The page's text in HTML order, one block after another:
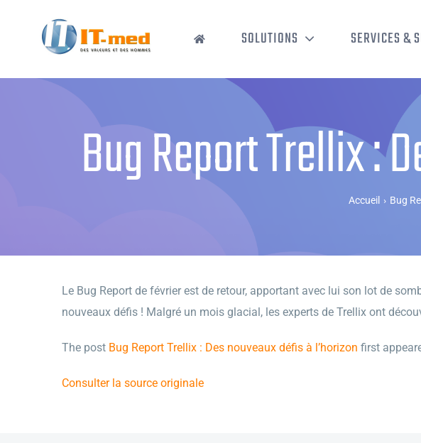
SOLUTIONS SERVICES &
Bug Report Trellix :
Accueil › Bug
Le Bug Report de février est de retour, apportant avec lui son lot de
nouveaux défis ! Malgré un mois glacial, les experts de Trellix ont
The post Bug Report Trellix : Des nouveaux défis à l’horizon first
Consulter la source originale